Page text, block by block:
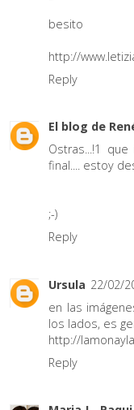
besito
http://
Reply
El blog de
Ostras...!1
final.... estoy
;-)
Reply
Ursula 22/02/
en las
los lados, es
http://
Reply